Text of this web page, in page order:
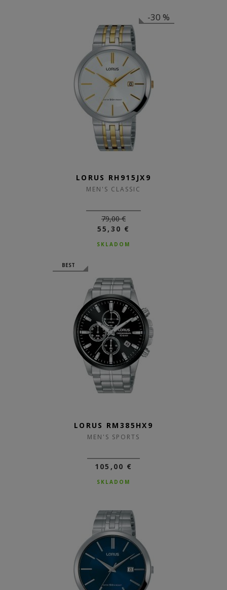
-30 %
LORUS RH915JX9
MEN'S CLASSIC
79,00 €
55,30 €
SKLADOM
BEST
LORUS RM385HX9
MEN'S SPORTS
105,00 €
SKLADOM